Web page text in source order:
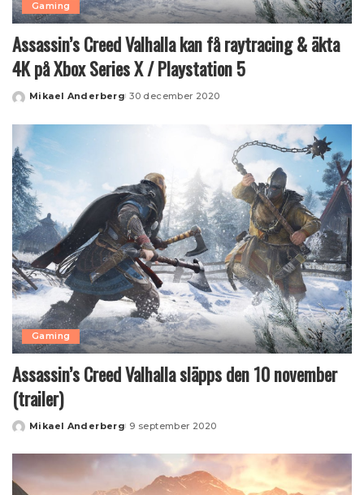
Gaming
Assassin’s Creed Valhalla kan få raytracing & äkta
4K på Xbox Series X / Playstation 5
Posted
Mikael Anderberg 30 december 2020
Gaming
Assassin’s Creed Valhalla släpps den 10 november
(trailer)
Posted
Mikael Anderberg 9 september 2020